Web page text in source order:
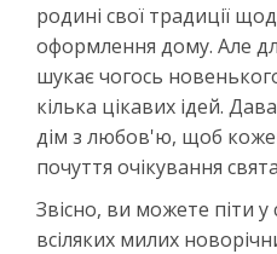
родині свої традиції
оформлення дому. Але
шукає чогось
кілька цікавих ідей.
дім з любов'ю, щоб
почуття очікування
Звісно, ви можете піти
всіляких милих